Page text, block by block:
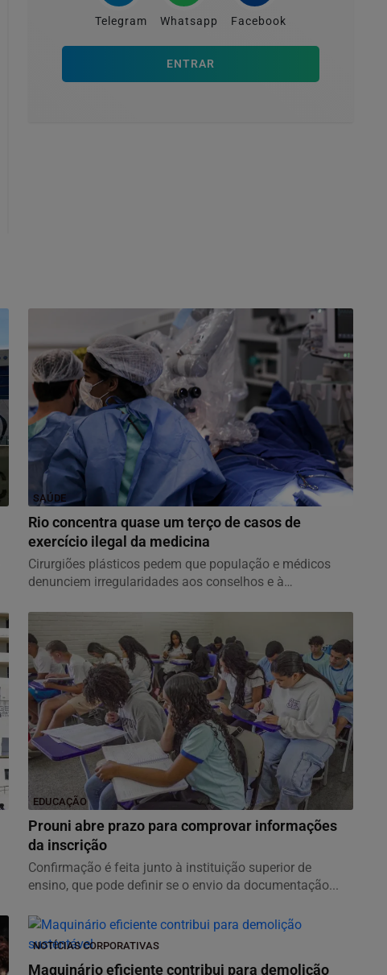
Telegram Whatsapp Facebook
ENTRAR
SAÚDE
Rio concentra quase um terço de casos de
exercício ilegal da medicina
Cirurgiões plásticos pedem que população e médicos
denunciem irregularidades aos conselhos e à
EDUCAÇÃO
Prouni abre prazo para comprovar informações
da inscrição
Confirmação é feita junto à instituição superior de
ensino, que pode definir se o envio da documentação...
NOTÍCIAS CORPORATIVAS
Maquinário eficiente contribui para demolição